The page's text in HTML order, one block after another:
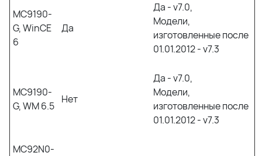
MC9190-
G, WinCE
6
Да
Да - v7.0,
Модели,
изготовленные после
01.01.2012 - v7.3
MC9190-
G, WM 6.5
Нет
Да - v7.0,
Модели,
изготовленные после
01.01.2012 - v7.3
MC92N0-